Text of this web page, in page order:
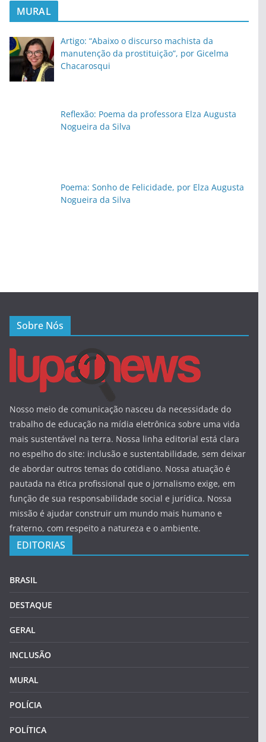
MURAL
Artigo: “Abaixo o discurso machista da
manutenção da prostituição”, por Gicelma
Chacarosqui
Reflexão: Poema da professora Elza Augusta
Nogueira da Silva
Poema: Sonho de Felicidade, por Elza Augusta
Nogueira da Silva
Sobre Nós
Nosso meio de comunicação nasceu da necessidade do
trabalho de educação na mídia eletrônica sobre uma vida
mais sustentável na terra. Nossa linha editorial está clara
no espelho do site: inclusão e sustentabilidade, sem deixar
de abordar outros temas do cotidiano. Nossa atuação é
pautada na ética profissional que o jornalismo exige, em
função de sua responsabilidade social e jurídica. Nossa
missão é ajudar construir um mundo mais humano e
fraterno, com respeito a natureza e o ambiente.
EDITORIAS
BRASIL
DESTAQUE
GERAL
INCLUSÃO
MURAL
POLÍCIA
POLÍTICA